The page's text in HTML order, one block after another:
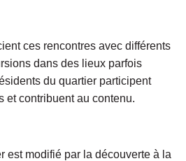
ces rencontres avec différents
dans des lieux parfois
du quartier participent
et contribuent au contenu.
est modifié par la découverte à la